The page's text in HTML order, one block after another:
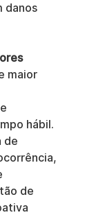
danos
maior
hábil.
de
de